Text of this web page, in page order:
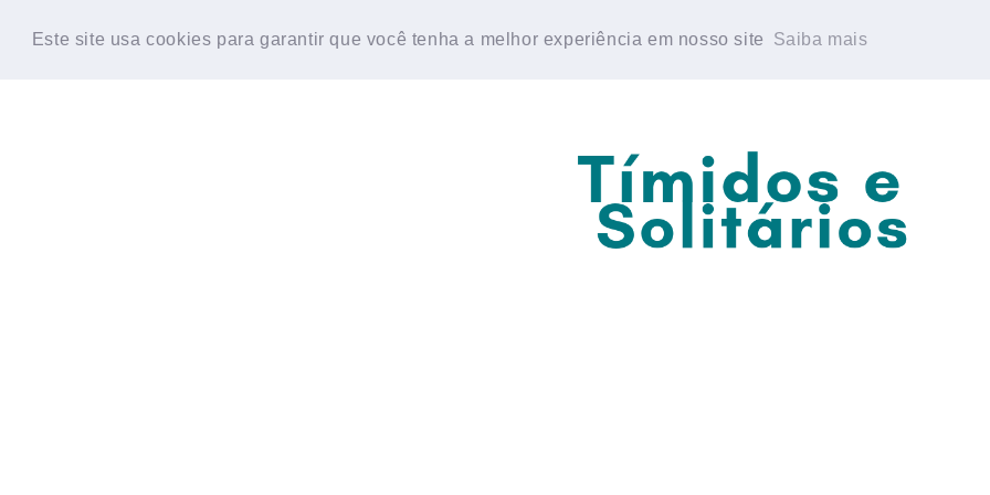
Este site usa cookies para garantir que você tenha a melhor experiência em nosso site Saiba mais
Este site usa cookies para garantir que você tenha a melhor experiência em nosso site Saiba mais
HOME CONTATO SOBRE TESTE DE PERSONALIDADE GRUPO DE WHATSAPP